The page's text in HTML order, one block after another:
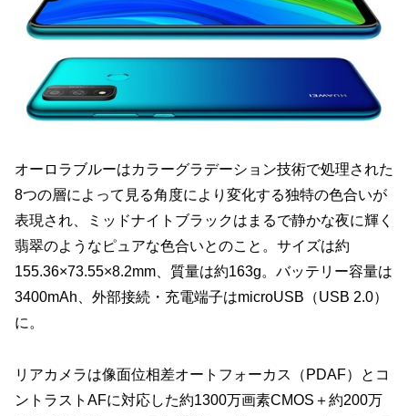
オーロラブルーはカラーグラデーション技術で処理された
8つの層によって見る角度により変化する独特の色合いが
表現され、ミッドナイトブラックはまるで静かな夜に輝く
翡翠のようなピュアな色合いとのこと。サイズは約
155.36×73.55×8.2mm、質量は約163g。バッテリー容量は
3400mAh、外部接続・充電端子はmicroUSB（USB 2.0）
に。
リアカメラは像面位相差オートフォーカス（PDAF）とコ
ントラストAFに対応した約1300万画素CMOS＋約200万